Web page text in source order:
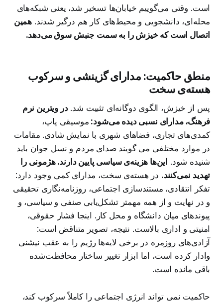
است. وقتی می‌گوییم خیابان‌ها تسخیر شد، یعنی شبکه‌های
محله‌ای، دانشجویی و محیط‌های کار هم درگیر شدند. همین
اتصال است که خیزش را به سمت جنبش سوق می‌دهد.
منطق حاکمیت: مدارای گزینشی و سرکوب
هسته‌ی سخت
پس از خیزش، الگوی دوگانه‌ای تثبیت شد.در ویترین نرم
فرهنگ، مدارای نسبی دیده می‌شود: موسیقی پاپ،
کمدی‌های تجاری، فضاهای شهری با نمایش شادی. مقامات
در موارد مختلفی می گویند صدای مردم و نسل جوان باید
شنیده شود. این‌ها هزینه‌ی سیاسی پایین دارند. هژمونی را
تهدید نمی‌کنند. در هسته‌ی سخت، مدارای کمی وجود دارد:
تفکر انتقادی، مستندسازی اجتماعی، روزنامه‌نگاری تحقیقی
و در نهایت و از همه مهمتر تشکل‌یابی صنفی و سیاسی، و
پیوندهای میان دانشگاه و محل کار. اینجا فشار حقوقی،
امنیتی و اداری بالاست. نتیجه، تصویر متناقض است:
آزادی‌های روزمره در برخی لایه‌ها رژیم را به عقب نیشنی
وادار کرده است، اما ابزار تغییر ساختار محافظت‌شده
باقی مانده است.
حاکمیت نمی تواند انرژی اجتماعی را کاملاً سرکوب کند،